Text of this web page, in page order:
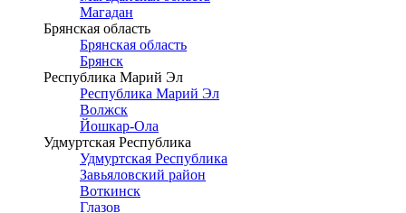
Магадан
Брянская область
Брянская область
Брянск
Республика Марий Эл
Республика Марий Эл
Волжск
Йошкар-Ола
Удмуртская Республика
Удмуртская Республика
Завьяловский район
Воткинск
Глазов